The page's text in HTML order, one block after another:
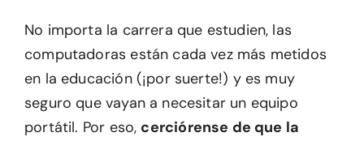
No importa la carrera que estudien, las
computadoras están cada vez más metidos
en la educación (¡por suerte!) y es muy
seguro que vayan a necesitar un equipo
portátil. Por eso, cerciórense de que la